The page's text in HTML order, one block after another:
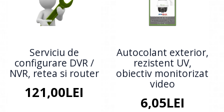
Serviciu de
configurare DVR /
NVR, retea si router
121,00LEI
Autocolant exterior,
rezistent UV,
obiectiv monitorizat
video
6,05LEI